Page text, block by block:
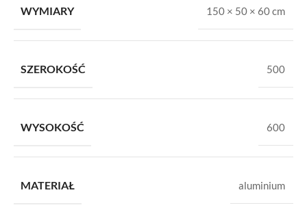
WYMIARY 150 × 50 × 60 cm
SZEROKOŚĆ 500
WYSOKOŚĆ 600
MATERIAŁ aluminium